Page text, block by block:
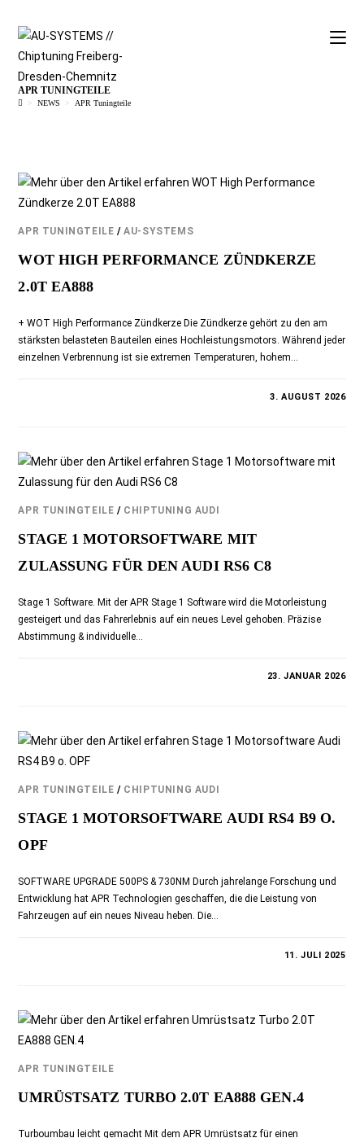
APR TUNINGTEILE
> NEWS > APR Tuningteile
APR TUNINGTEILE /AU-SYSTEMS
WOT HIGH PERFORMANCE ZÜNDKERZE
2.0T EA888
+ WOT High Performance Zündkerze Die Zündkerze gehört zu den am
stärksten belasteten Bauteilen eines Hochleistungsmotors. Während jeder
einzelnen Verbrennung ist sie extremen Temperaturen, hohem…
3. AUGUST 2026
APR TUNINGTEILE / CHIPTUNING AUDI
STAGE 1 MOTORSOFTWARE MIT
ZULASSUNG FÜR DEN AUDI RS6 C8
Stage 1 Software. Mit der APR Stage 1 Software wird die Motorleistung
gesteigert und das Fahrerlebnis auf ein neues Level gehoben. Präzise
Abstimmung & individuelle…
23. JANUAR 2026
APR TUNINGTEILE / CHIPTUNING AUDI
STAGE 1 MOTORSOFTWARE AUDI RS4 B9 O.
OPF
SOFTWARE UPGRADE 500PS & 730NM Durch jahrelange Forschung und
Entwicklung hat APR Technologien geschaffen, die die Leistung von
Fahrzeugen auf ein neues Niveau heben. Die…
11. JULI 2025
APR TUNINGTEILE
UMRÜSTSATZ TURBO 2.0T EA888 GEN.4
Turboumbau leicht gemacht Mit dem APR Umrüstsatz für einen